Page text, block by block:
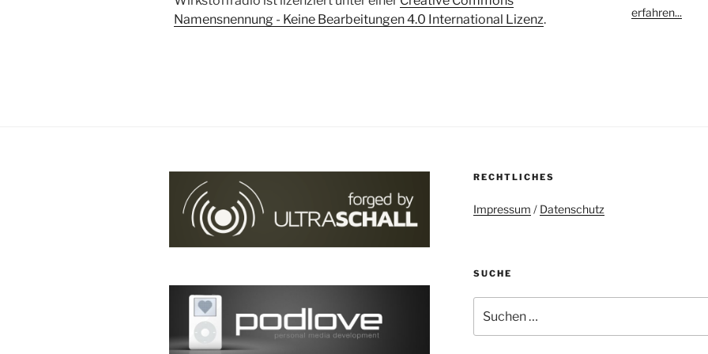
Namensnennung - Keine Bearbeitungen 4.0 International Lizenz.
erfahren...
RECHTLICHES
Impressum / Datenschutz
SUCHE
nach: